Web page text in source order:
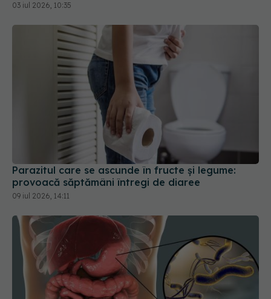
Parazitul care se ascunde în fructe și legume:
provoacă săptămâni întregi de diaree
09 iul 2026, 14:11